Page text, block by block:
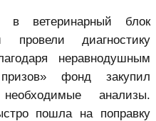
в ветеринарный блок
провели диагностику
неравнодушным
фонд закупил
анализы.
пошла на поправку